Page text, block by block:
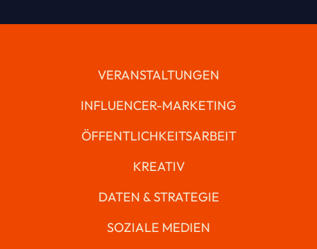
VERANSTALTUNGEN
INFLUENCER-MARKETING
ÖFFENTLICHKEITSARBEIT
KREATIV
DATEN & STRATEGIE
SOZIALE MEDIEN